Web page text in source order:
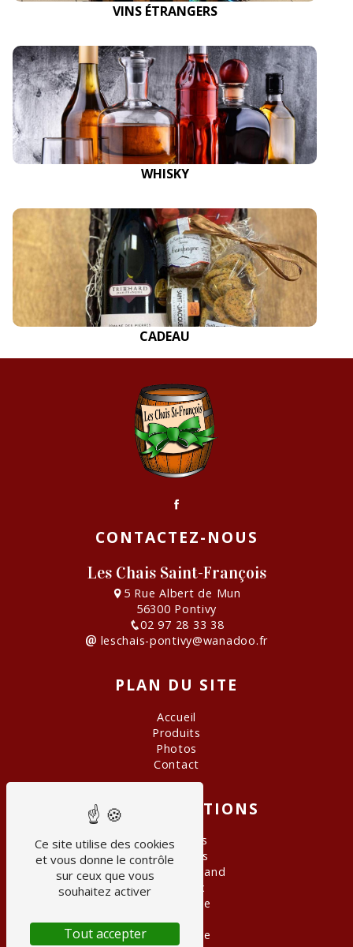
VINS ÉTRANGERS
WHISKY
CADEAU
CONTACTEZ-NOUS
Les Chais Saint-François
5 Rue Albert de Mun
56300 Pontivy
02 97 28 33 38
leschais-pontivy@wanadoo.fr
PLAN DU SITE
Accueil
Produits
Photos
Contact
NOS PRESTATIONS
Grand Crus
Cave à vins
Panier gourmand
Spiritueux
Épicerie fine
Rhum
Champagne
Ce site utilise des cookies
et vous donne le contrôle
sur ceux que vous
souhaitez activer
Tout accepter